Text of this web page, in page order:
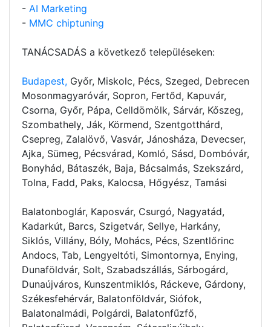
- AI Marketing
- MMC chiptuning
TANÁCSADÁS a következő településeken:
Budapest, Győr, Miskolc, Pécs, Szeged, Debrecen
Mosonmagyaróvár, Sopron, Fertőd, Kapuvár,
Csorna, Győr, Pápa, Celldömölk, Sárvár, Kőszeg,
Szombathely, Ják, Körmend, Szentgotthárd,
Csepreg, Zalalövő, Vasvár, Jánosháza, Devecser,
Ajka, Sümeg, Pécsvárad, Komló, Sásd, Dombóvár,
Bonyhád, Bátaszék, Baja, Bácsalmás, Szekszárd,
Tolna, Fadd, Paks, Kalocsa, Hőgyész, Tamási
Balatonboglár, Kaposvár, Csurgó, Nagyatád,
Kadarkút, Barcs, Szigetvár, Sellye, Harkány,
Siklós, Villány, Bóly, Mohács, Pécs, Szentlőrinc
Andocs, Tab, Lengyeltóti, Simontornya, Enying,
Dunaföldvár, Solt, Szabadszállás, Sárbogárd,
Dunaújváros, Kunszentmiklós, Ráckeve, Gárdony,
Székesfehérvár, Balatonföldvár, Siófok,
Balatonalmádi, Polgárdi, Balatonfűzfő,